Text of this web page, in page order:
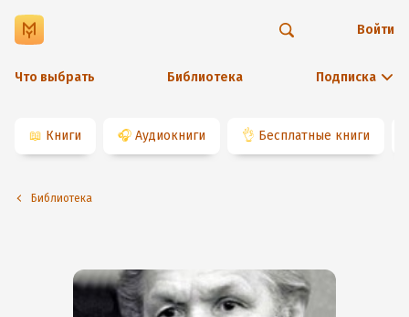
Что выбрать Библиотека Подписка
Войти
📖 Книги 🎧 Аудиокниги 👌 Бесплатные книги
Библиотека